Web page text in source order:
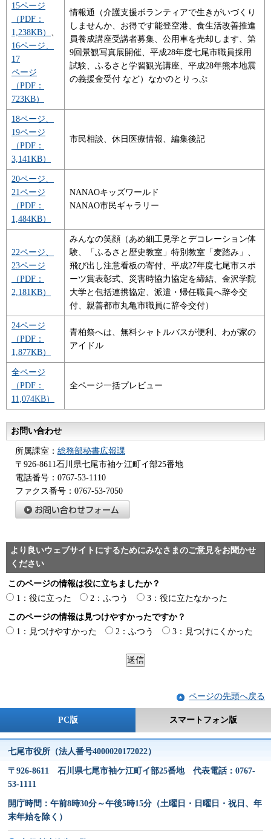
15ページ
（PDF：
1,238KB）
16ページ、
17
ページ
（PDF：
723KB）
情報通（介護支援ボランティアで生きがいづくり
しませんか、お得です能登空港、食生活改善推進
員養成講座受講者募集、公用車を売却します、第
9回景観写真展開催、平成28年度七尾市職員採用
試験、ふるさと学習観光講座、平成28年熊本地震
の義援金受付 など）なかのとりっぷ
18ページ、
19ページ
（PDF：
3,141KB）
市民相談、休日医療情報、編集後記
20ページ、
21ページ
（PDF：
1,484KB）
NANAOキッズワールド
NANAO市民ギャラリー
22ページ、
23ページ
（PDF：
2,181KB）
みんなの笑顔（あめ細工見学とデコレーション体
験、「ふるさと歴史教室」特別教室「麦踏み」、
飛び出し注意看板の寄付、平成27年度七尾市スポ
ーツ賞表彰式、災害時協力協定を締結、金沢学院
大学と包括連携協定、派遣・帰任職員へ辞令交
付、親善都市丸亀市職員に辞令交付）
24ページ
（PDF：
1,877KB）
青柏祭へは、無料シャトルバスが便利、わが家の
アイドル
全ページ
（PDF：
11,074KB）
全ページ一括プレビュー
お問い合わせ
所属課室： 総務部秘書広報課
〒926-8611石川県七尾市袖ケ江町イ部25番地
電話番号：0767-53-1110
ファクス番号：0767-53-7050
より良いウェブサイトにするためにみなさまのご意見をお聞かせ
ください
このページの情報は役に立ちましたか？
1：役に立った
2：ふつう 3：役に立たなかった
このページの情報は見つけやすかったですか？
1：見つけやすかった
2：ふつう 3：見つけにくかった
ページの先頭へ戻る
PC版 スマートフォン版
七尾市役所（法人番号4000020172022）
〒926-8611 石川県七尾市袖ケ江町イ部25番地 代表電話：0767-
53-1111
開庁時間：午前8時30分～午後5時15分（土曜日・日曜日・祝日、年
末年始を除く）